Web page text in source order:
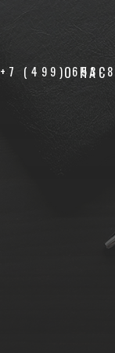
+7 (499) 653-
О НАС